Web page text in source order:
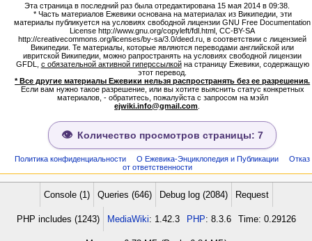
Версия
для
Постоянная
ссылка
Сведения
о странице
Народ
Проекты
Проекты/Участники/
дополнения
Публикации:Авторы
Публикации:Статьи по типу
Темы
ежевиковый куст
ЕжеВиКа,Еврейская Вики-
ЕжеВиКа-ТаНаХ
ЕжеВиКа-Публикации
ЕжеВиКа-Книги (бумажные и
электронные), аудиокурсы,
навигация
Заглавная страница
Эта страница в последний раз была отредактирована 15 мая 2014 в 09:38.
* Часть материалов Ежевики основана на материалах из Википедии, эти
материалы публикуется на условиях свободной лицензии GNU Free Documentation
License http://www.gnu.org/copyleft/fdl.html, CC-BY-SA
http://creativecommons.org/licenses/by-sa/3.0/deed.ru, в соответствии с лицензией
Википедии. Те материалы, которые являются переводами английской или
ивритской Википедии, можно рапространять на условиях свободной лицензии
GFDL, с обязательной активной гиперссылкойна страницу Ежевики, содержащую
этот перевод.
* Все другие материалы Ежевики нельзя распространять без ее разрешения.
Если вам нужно такое разрешение, или вы хотите выяснить статус конкретных
материалов, - обратитесь, пожалуйста с запросом на мэйл
ejwiki.info@gmail.com
Количество просмотров страницы: 7
Политика конфиденциальности О Ежевика-Энциклопедия и Публикации
Отказ
от ответственности
Console (1) Queries (646) Debug log (2084) Request
PHP includes (1243) MediaWiki: 1.42.3 PHP: 8.3.6 Time: 0.29126